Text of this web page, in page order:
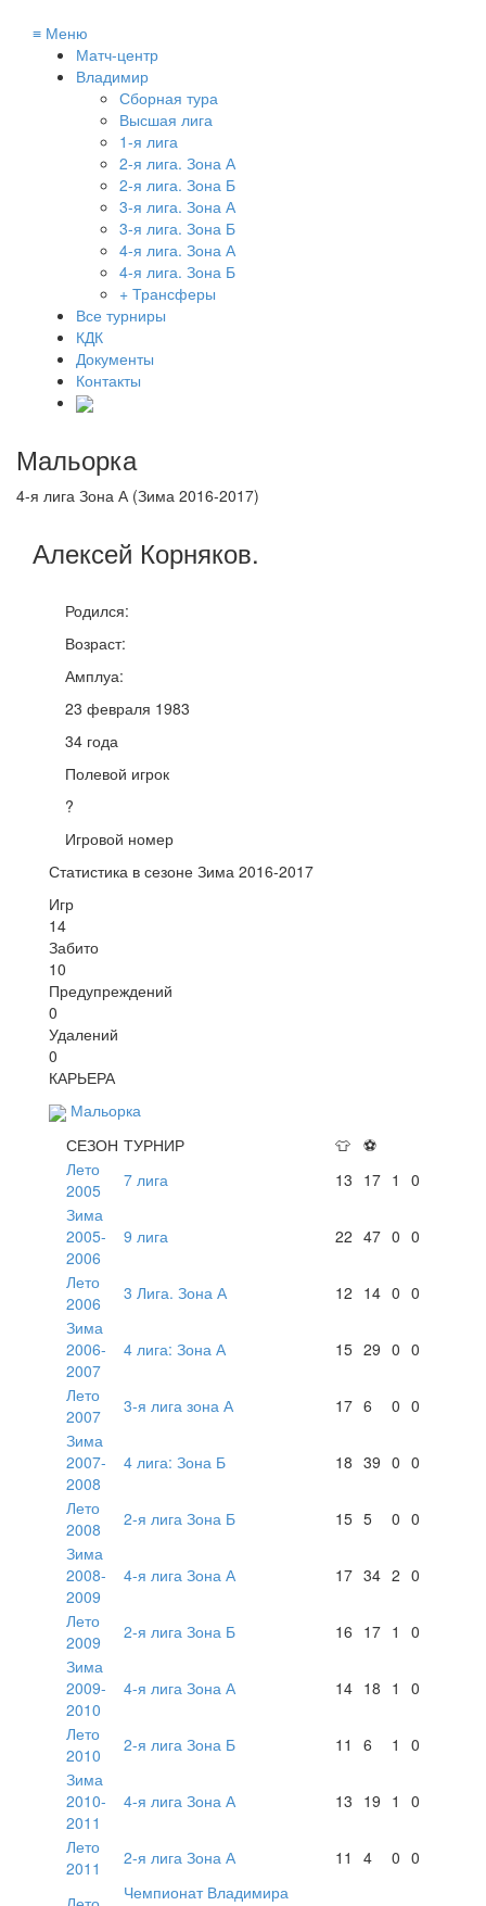
≡ Меню
Матч-центр
Владимир
Сборная тура
Высшая лига
1-я лига
2-я лига. Зона А
2-я лига. Зона Б
3-я лига. Зона А
3-я лига. Зона Б
4-я лига. Зона А
4-я лига. Зона Б
+ Трансферы
Все турниры
КДК
Документы
Контакты
Мальорка
4-я лига Зона А (Зима 2016-2017)
Алексей Корняков.
Родился:
Возраст:
Амплуа:
23 февраля 1983
34 года
Полевой игрок
?
Игровой номер
Статистика в сезоне Зима 2016-2017
Игр
14
Забито
10
Предупреждений
0
Удалений
0
КАРЬЕРА
Мальорка
СЕЗОН ТУРНИР 👕 ⚽
Лето
2005
7 лига 13 17 1
0
Зима
2005-
2006
9 лига 22 47 0 0
Лето
2006
3 Лига. Зона А 12 14 0 0
Зима
2006-
2007
4 лига: Зона А 15 29 0 0
Лето
2007
3-я лига зона А 17 6 0 0
Зима
2007-
2008
4 лига: Зона Б 18 39 0 0
Лето
2008
2-я лига Зона Б 15 5 0 0
Зима
2008-
2009
4-я лига Зона А 17 34 2 0
Лето
2009
2-я лига Зона Б 16 17 1
0
Зима
2009-
2010
4-я лига Зона А 14 18 1 0
Лето
2010
2-я лига Зона Б 11 6 1
0
Зима
2010-
2011
4-я лига Зона А 13 19 1 0
Лето
2011
2-я лига Зона А 11 4 0 0
Чемпионат Владимира